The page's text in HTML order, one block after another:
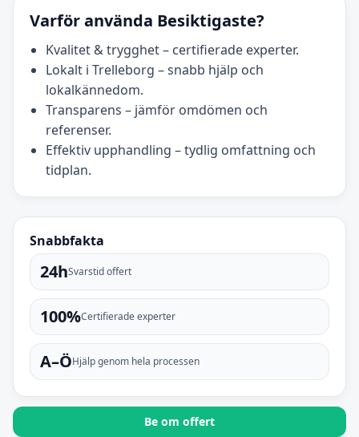
Varför använda Besiktigaste?
Kvalitet & trygghet – certifierade experter.
Lokalt i Trelleborg – snabb hjälp och
lokalkännedom.
Transparens – jämför omdömen och
referenser.
Effektiv upphandling – tydlig omfattning och
tidplan.
Snabbfakta
24hSvarstid offert
100%Certifierade experter
A–ÖHjälp genom hela processen
Be om offert